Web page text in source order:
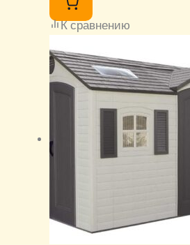
К сравнению